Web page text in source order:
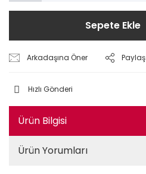
Sepete Ekle
Arkadaşına Öner Paylaş
Hızlı Gönderi
Ürün Bilgisi
Ürün Yorumları